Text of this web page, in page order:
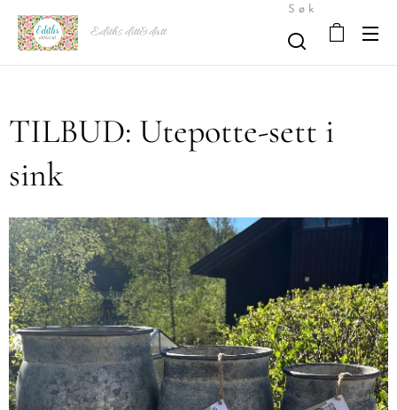
Ediths ditt&datt
Søk
TILBUD: Utepotte-sett i
sink